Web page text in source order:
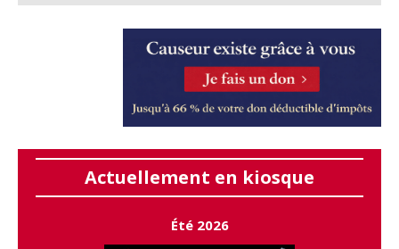
Actuellement en kiosque
Été 2026